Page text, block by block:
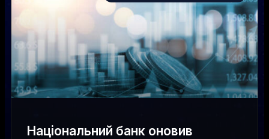
Національний банк оновив